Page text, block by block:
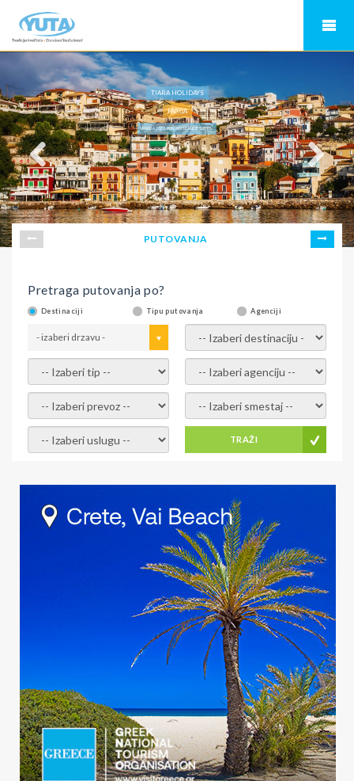
TIARA HOLIDAYS
PARGA
PARGA 2026, ALBORO SEASIDE SUITES
PUTOVANJA
Pretraga putovanja po?
Destinaciji Tipu putovanja Agenciji
- izaberi drzavu - - izaberi destinaciju -
- izaberi tip - - izaberi agenciju -
- izaberi prevoz - - Izaberite smestaj -
- Izaberite uslugu - TRAŽI